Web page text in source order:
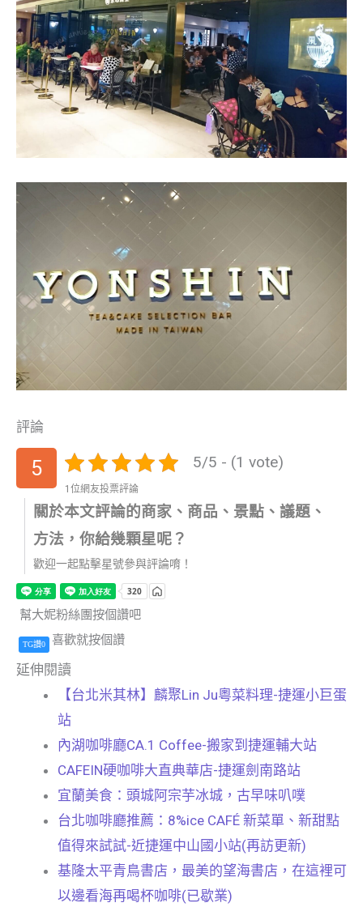
評論
5 5/5 - (1 vote)
1位網友投票評論
關於本文評論的商家、商品、景點、議題、
方法，你給幾顆星呢？
歡迎一起點擊星號參與評論唷！
幫大妮粉絲團按個讚吧
TG讚0 喜歡就按個讚
延伸閱讀
【台北米其林】麟聚Lin Ju粵菜料理-捷運小巨蛋
站
內湖咖啡廳CA.1 Coffee-搬家到捷運輔大站
CAFEIN硬咖啡大直典華店-捷運劍南路站
宜蘭美食：頭城阿宗芋冰城，古早味叭噗
台北咖啡廳推薦：8%ice CAFÉ 新菜單、新甜點
值得來試試-近捷運中山國小站(再訪更新)
基隆太平青鳥書店，最美的望海書店，在這裡可
以邊看海再喝杯咖啡(已歇業)